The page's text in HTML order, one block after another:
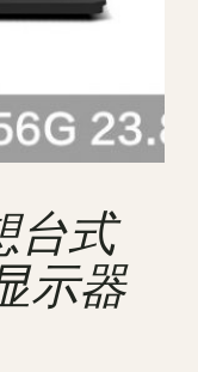
台式
示器